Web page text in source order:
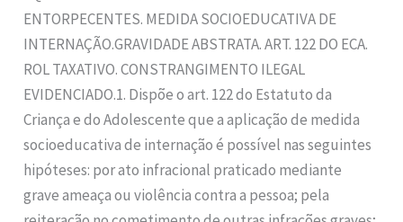
ENTORPECENTES. MEDIDA SOCIOEDUCATIVA DE
INTERNAÇÃO.GRAVIDADE ABSTRATA. ART. 122 DO ECA.
ROL TAXATIVO. CONSTRANGIMENTO ILEGAL
EVIDENCIADO.1. Dispõe o art. 122 do Estatuto da
Criança e do Adolescente que a aplicação de medida
socioeducativa de internação é possível nas seguintes
hipóteses: por ato infracional praticado mediante
grave ameaça ou violência contra a pessoa; pela